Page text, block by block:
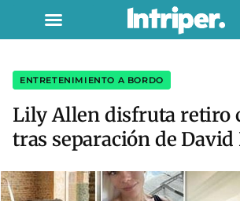
ENTRETENIMIENTO A BORDO
Lily Allen disfruta retiro
tras separación de